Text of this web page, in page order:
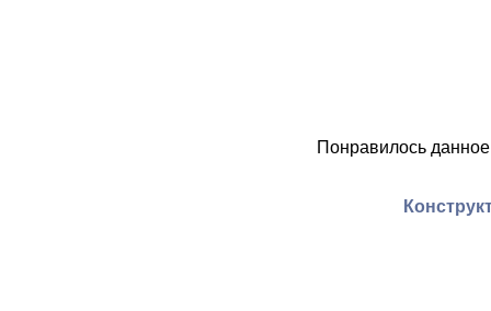
Понравилось